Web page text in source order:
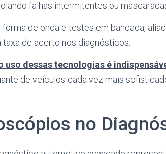
falhas intermitentes ou
de onda e testes em bancada,
de acerto nos diagnósticos.
dessas tecnologias é
de veículos cada vez mais
no